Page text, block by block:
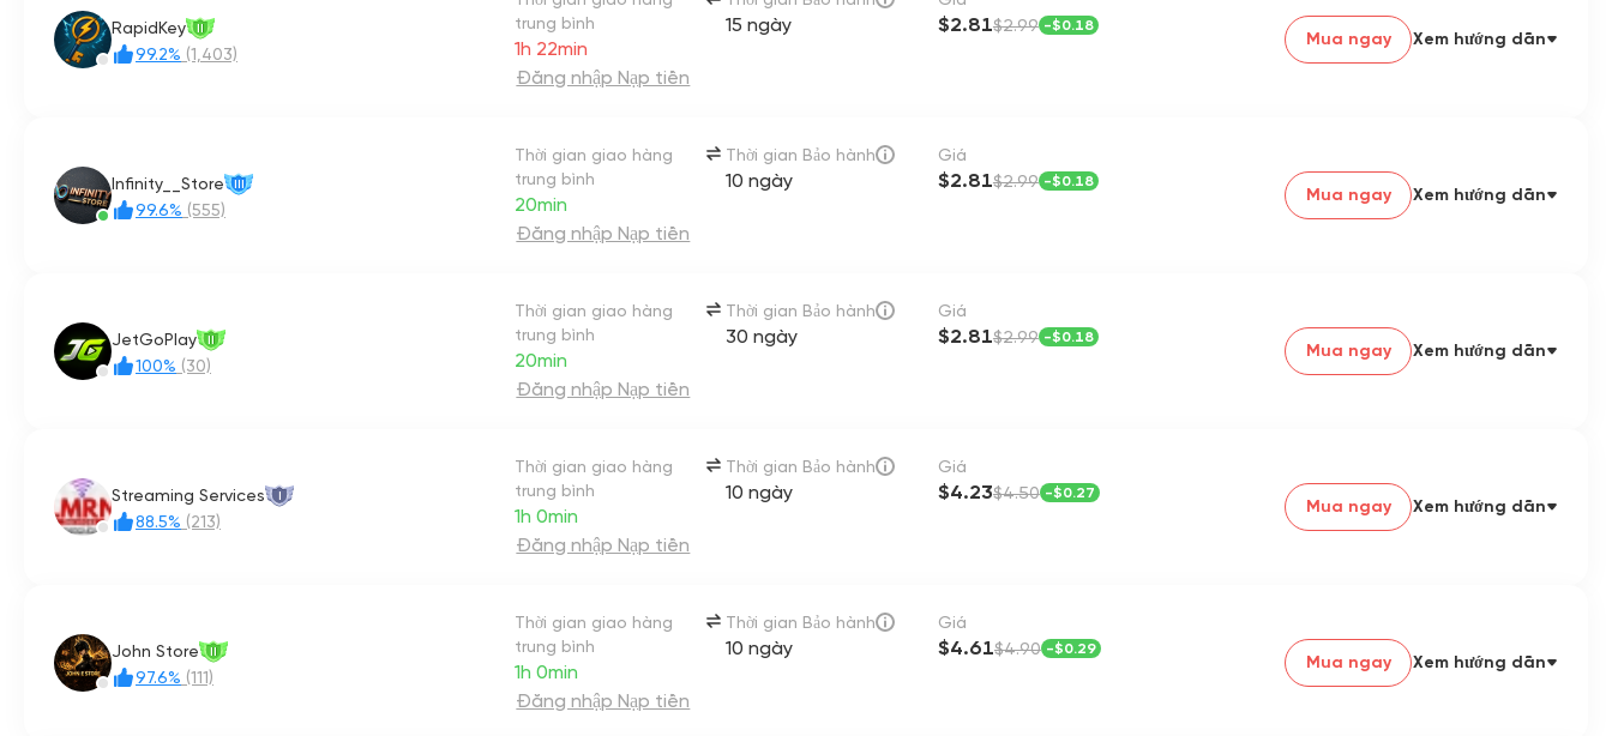
RapidKey II
99.2% (1,403)
trung bình
1h 22min
Đăng nhập Nạp tiền
15 ngày $2.81$2.99 -$0.18
Mua ngay Xem hướng dẫn
Infinity__Store III
99.6% (555)
Thời gian giao hàng
trung bình
20min
Đăng nhập Nạp tiền
Thời gian Bảo hành
10 ngày
Giá
$2.81$2.99 -$0.18
Mua ngay Xem hướng dẫn
JetGoPlay II
100% (30)
Thời gian giao hàng
trung bình
20min
Đăng nhập Nạp tiền
Thời gian Bảo hành
30 ngày
Giá
$2.81$2.99 -$0.18
Mua ngay Xem hướng dẫn
Streaming Services I
88.5% (213)
Thời gian giao hàng
trung bình
1h 0min
Đăng nhập Nạp tiền
Thời gian Bảo hành
10 ngày
Giá
$4.23$4.50 -$0.27
Mua ngay Xem hướng dẫn
John Store II
97.6% (111)
Thời gian giao hàng
trung bình
1h 0min
Đăng nhập Nạp tiền
Thời gian Bảo hành
10 ngày
Giá
$4.61$4.90 -$0.29
Mua ngay Xem hướng dẫn